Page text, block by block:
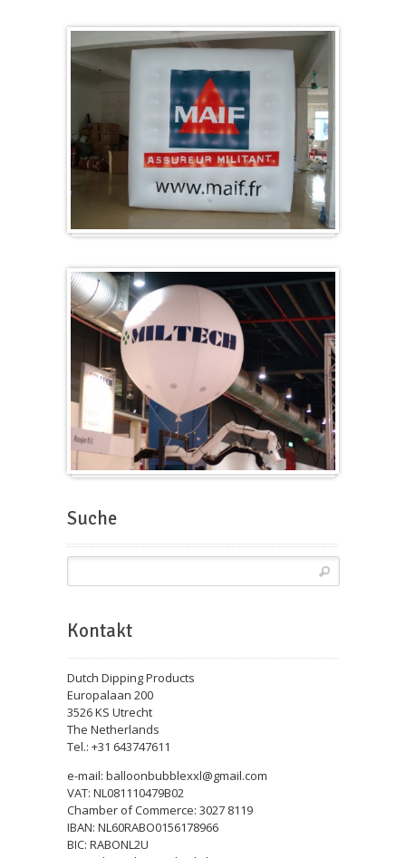
Suche
Kontakt
Dutch Dipping Products
Europalaan 200
3526 KS Utrecht
The Netherlands
Tel.: +31 643747611
e-mail: balloonbubblexxl@gmail.com
VAT: NL081110479B02
Chamber of Commerce: 3027 8119
IBAN: NL60RABO0156178966
BIC: RABONL2U